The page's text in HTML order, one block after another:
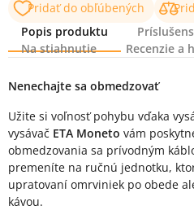
Pridať do obľúbených
Popis produktu
Na stiahnutie
Recenzie a
Popis produktu
Nenechajte sa obmedzovať
Užite si voľnosť pohybu vďaka
vysávač ETA Moneto vám
obmedzovania sa prívodným
premeníte na ručnú jednotku,
upratovaní omrviniek po obede
kávou.